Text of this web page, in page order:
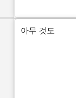
아무 것도